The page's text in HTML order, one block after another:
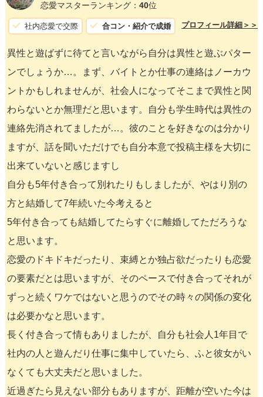
恋愛マスターランキング： 40位
社内恋愛で交際 合コン・紹介で成婚 プロフィール詳細＞＞
異性と遊ばずに待てと言いながら自分は異性と遊ぶパター
ンでしょうか…。まず、バイトとか仕事の連絡はノーカウ
ントかもしれませんが、社会人になってそこまで異性と関
わらないとか無理だと思います。自分も学生時代は異性の
連絡先消されてましたが…。彼のことを好きなのは分かり
ますが、話を聞いただけでも自分本意で投稿主様を大切に
出来ていないと感じますし
自分も5年付き合って別れたりもしましたが、やはり別の
方と結婚して7年続いた今考えると
5年付き合っても結婚してたらすぐに離婚してただろうな
と思います。
恋愛のドキドキだったり、束縛とか独占欲だったりも恋愛
の要素だとは思いますが、そのペースで付き合ってそれが
ずっと続くワケではないと思うのでその時々の関係の変化
は必要かなと思います。
長く付き合って情もありましたが、自分も社会人1年目で
社内の人と遊んだり仕事に集中していたら、ふと彼女がい
なくても大丈夫だと思いました。
近過ぎたら見えない部分もありますが、距離が空いた今は